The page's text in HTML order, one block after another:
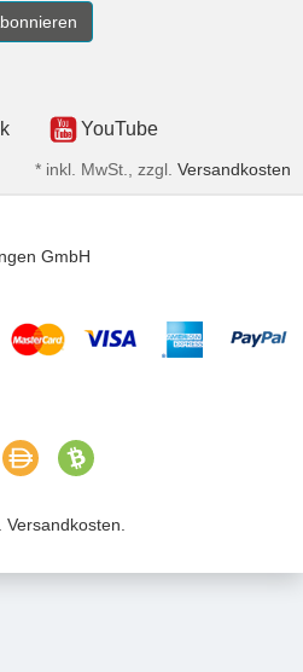
YouTube
* inkl. MwSt., zzgl. Versandkosten
Versandkosten.